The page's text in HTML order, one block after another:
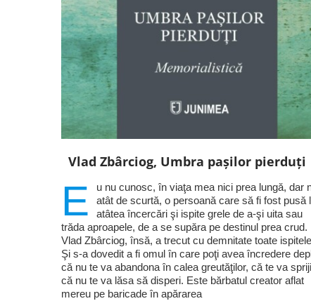
Vlad Zbârciog, Umbra pașilor pierduți
E
u nu cunosc, în viaţa mea nici prea lungă, dar
atât de scurtă, o persoană care să fi fost pusă
atâtea încercări şi ispite grele de a-şi uita sau
trăda aproapele, de a se supăra pe destinul prea crud.
Vlad Zbârciog, însă, a trecut cu demnitate toate
Şi s-a dovedit a fi omul în care poţi avea încredere
că nu te va abandona în calea greutăţilor, că te va
că nu te va lăsa să disperi. Este bărbatul creator aflat
mereu pe baricade în apărarea